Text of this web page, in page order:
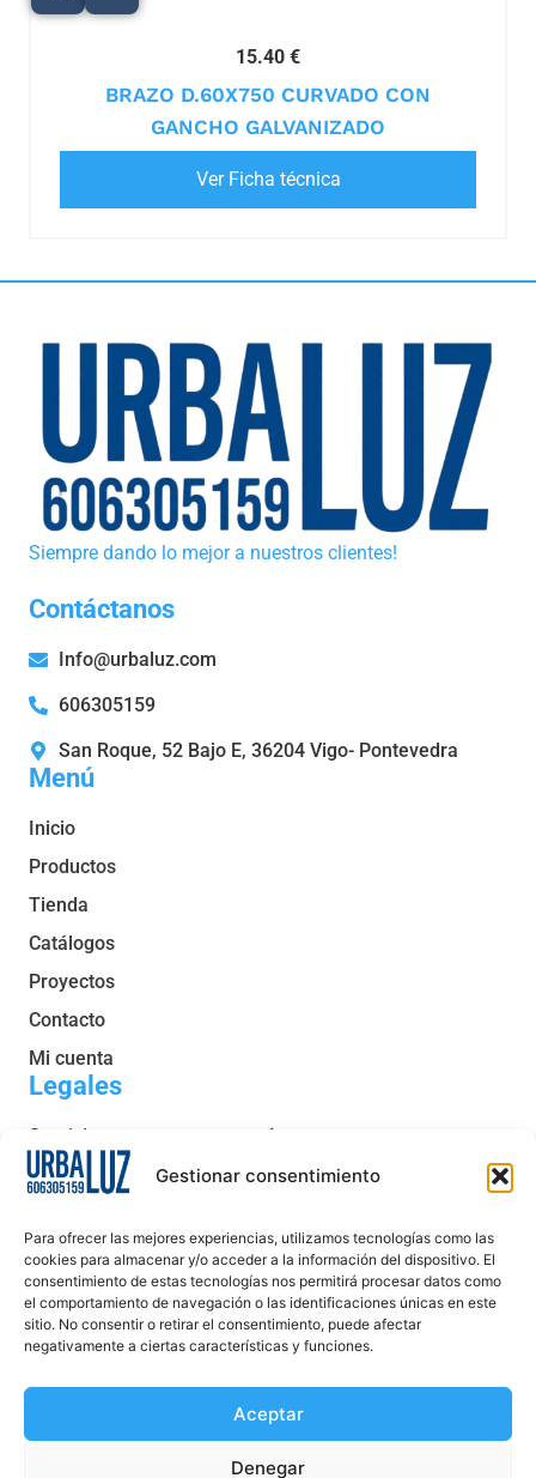
Gestionar consentimiento
Para ofrecer las mejores experiencias, utilizamos tecnologías como las
cookies para almacenar y/o acceder a la información del dispositivo. El
consentimiento de estas tecnologías nos permitirá procesar datos como
el comportamiento de navegación o las identificaciones únicas en este
sitio. No consentir o retirar el consentimiento, puede afectar
negativamente a ciertas características y funciones.
Aceptar
Denegar
15.40 €
BRAZO D.60X750 CURVADO CON
GANCHO GALVANIZADO
Ver Ficha técnica
Siempre dando lo mejor a nuestros clientes!
Menú
Inicio
Productos
Tienda
Catálogos
Proyectos
Contacto
Mi cuenta
Legales
Servicio post venta y garantía
Condiciones generales de venta
Política de cookies
Aviso legal
Declaración de accesibilidad
Contáctanos
Info@urbaluz.com
606305159
San Roque, 52 Bajo E, 36204 Vigo- Pontevedra